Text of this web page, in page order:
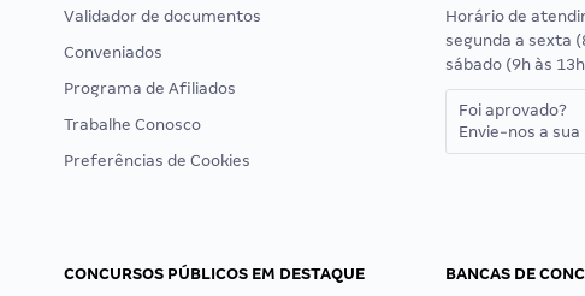
Validador de documentos
Conveniados
Programa de Afiliados
Trabalhe Conosco
Preferências de Cookies
Horário de
segunda a sexta
sábado (9h às
Foi aprovado?
Envie-nos a
CONCURSOS PÚBLICOS EM DESTAQUE BANCAS DE